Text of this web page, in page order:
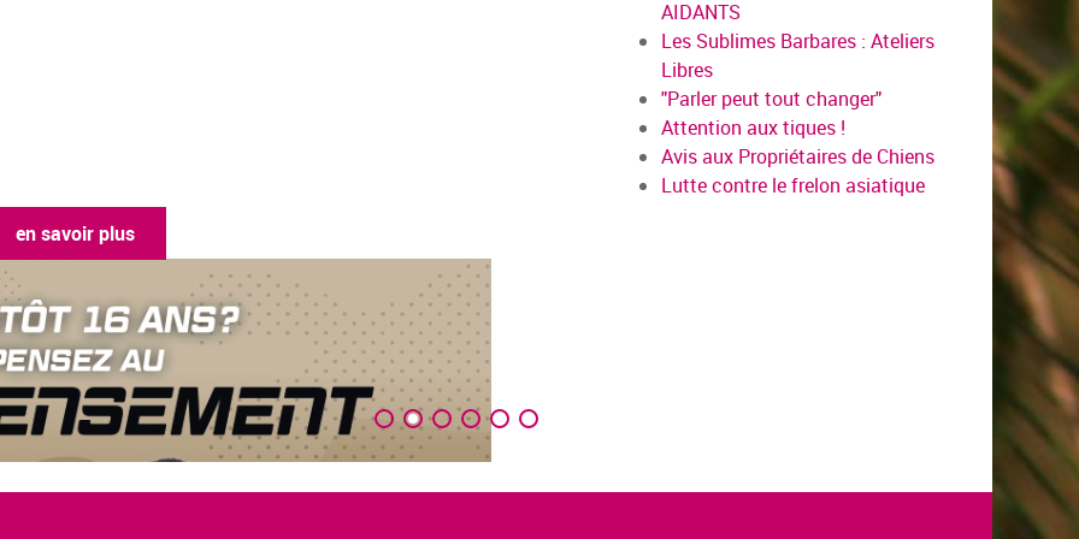
AIDANTS
Les Sublimes Barbares : Ateliers
Libres
"Parler peut tout changer"
Attention aux tiques !
Avis aux Propriétaires de Chiens
Lutte contre le frelon asiatique